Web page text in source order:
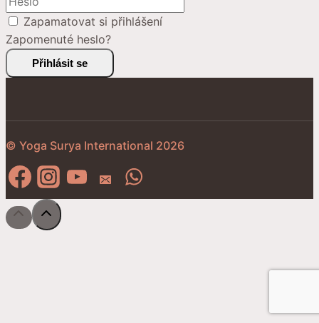
Zapamatovat si přihlášení
Zapomenuté heslo?
Přihlásit se
© Yoga Surya International 2026